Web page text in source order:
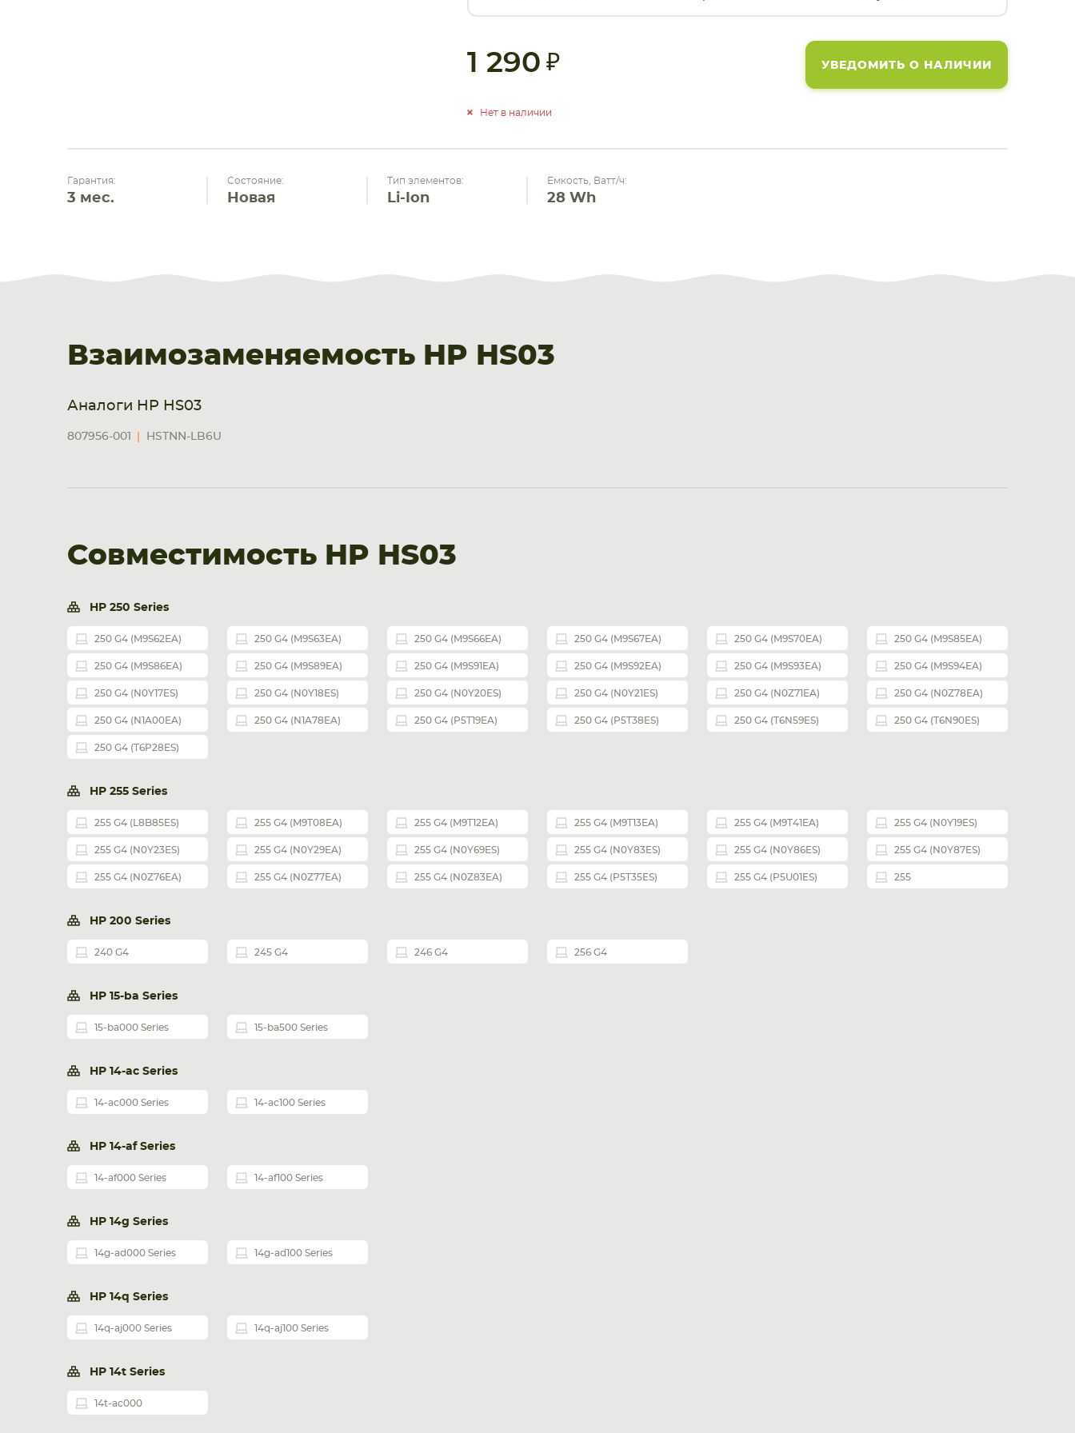
1 290
Нет в наличии
УВЕДОМИТЬ О НАЛИЧИИ
Гарантия:
3 мес.
Состояние:
Новая
Тип элементов:
Li-Ion
Емкость, Ватт/ч:
28 Wh
Взаимозаменяемость HP HS03
Аналоги HP HS03
807956-001 HSTNN-LB6U
Совместимость HP HS03
HP 250 Series
250 G4 (M9S62EA) 250 G4 (M9S63EA) 250 G4 (M9S66EA) 250 G4 (M9S67EA) 250 G4 (M9S70EA) 250 G4 (M9S85EA)
250 G4 (M9S86EA) 250 G4 (M9S89EA) 250 G4 (M9S91EA) 250 G4 (M9S92EA) 250 G4 (M9S93EA) 250 G4 (M9S94EA)
250 G4 (N0Y17ES) 250 G4 (N0Y18ES) 250 G4 (N0Y20ES) 250 G4 (N0Y21ES) 250 G4 (N0Z71EA) 250 G4 (N0Z78EA)
250 G4 (N1A00EA) 250 G4 (N1A78EA) 250 G4 (P5T19EA) 250 G4 (P5T38ES) 250 G4 (T6N59ES) 250 G4 (T6N90ES)
250 G4 (T6P28ES)
HP 255 Series
255 G4 (L8B85ES) 255 G4 (M9T08EA) 255 G4 (M9T12EA) 255 G4 (M9T13EA) 255 G4 (M9T41EA) 255 G4 (N0Y19ES)
255 G4 (N0Y23ES) 255 G4 (N0Y29EA) 255 G4 (N0Y69ES) 255 G4 (N0Y83ES) 255 G4 (N0Y86ES) 255 G4 (N0Y87ES)
255 G4 (N0Z76EA) 255 G4 (N0Z77EA) 255 G4 (N0Z83EA) 255 G4 (P5T35ES) 255 G4 (P5U01ES) 255
HP 200 Series
240 G4 245 G4 246 G4 256 G4
HP 15-ba Series
15-ba000 Series 15-ba500 Series
HP 14-ac Series
14-ac000 Series 14-ac100 Series
HP 14-af Series
14-af000 Series 14-af100 Series
HP 14g Series
14g-ad000 Series 14g-ad100 Series
HP 14q Series
14q-aj000 Series 14q-aj100 Series
HP 14t Series
14t-ac000